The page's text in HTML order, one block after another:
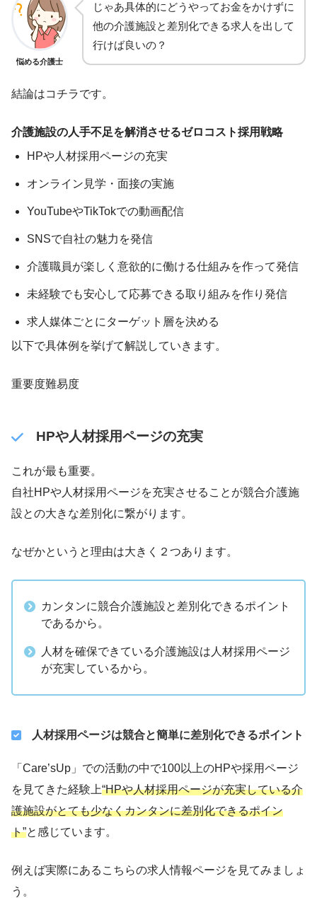
悩める介護士
じゃあ具体的にどうやってお金をかけずに
他の介護施設と差別化できる求人を出して
行けば良いの？
結論はコチラです。
介護施設の人手不足を解消させるゼロコスト採用戦略
HPや人材採用ページの充実
オンライン見学・面接の実施
YouTubeやTikTokでの動画配信
SNSで自社の魅力を発信
介護職員が楽しく意欲的に働ける仕組みを作って発信
未経験でも安心して応募できる取り組みを作り発信
求人媒体ごとにターゲット層を決める
以下で具体例を挙げて解説していきます。
重要度難易度
HPや人材採用ページの充実
これが最も重要。
自社HPや人材採用ページを充実させることが競合介護施
設との大きな差別化に繋がります。
なぜかというと理由は大きく２つあります。
カンタンに競合介護施設と差別化できるポイント
であるから。
人材を確保できている介護施設は人材採用ページ
が充実しているから。
人材採用ページは競合と簡単に差別化できるポイント
「Care’sUp」での活動の中で100以上のHPや採用ページ
を見てきた経験上“HPや人材採用ページが充実している介
護施設がとても少なくカンタンに差別化できるポイン
ト”と感じています。
例えば実際にあるこちらの求人情報ページを見てみましょ
う。